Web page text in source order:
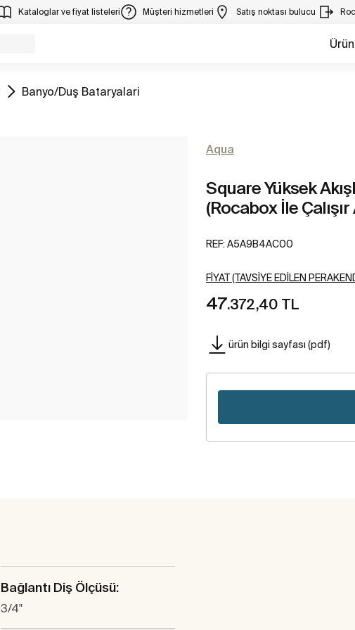
Kataloglar ve fiyat listeleri Müşteri hizmetleri Satış noktası bulucu
Tüm
Banyo/Duş Bataryalari
Aqua
Square Yüksek
(Rocabox İle
REF: A5A9B4AC00
FIYAT (TAVSIYE EDILEN
47.372,40 TL
ürün bilgi sayfası (pdf)
Bağlantı Diş Ölçüsü:
3/4"